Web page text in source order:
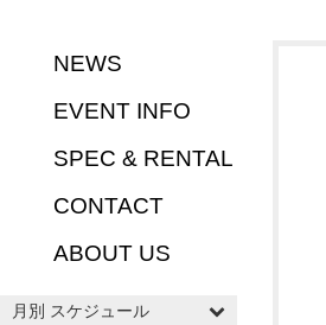
NEWS
EVENT INFO
SPEC & RENTAL
CONTACT
ABOUT US
月別 スケジュール